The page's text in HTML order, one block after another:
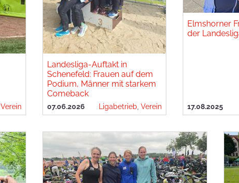
Verein
Landesliga-Auftakt in
Schenefeld: Frauen auf dem
Podium, Männer mit starkem
Comeback
07.06.2026 Ligabetrieb Verein
Elmshorner
der
17.08.2025